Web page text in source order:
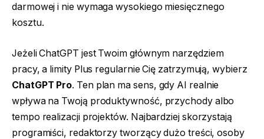
darmowej i nie wymaga wysokiego miesięcznego
kosztu.
Jeżeli ChatGPT jest Twoim głównym narzędziem
pracy, a limity Plus regularnie Cię zatrzymują, wybierz
ChatGPT Pro. Ten plan ma sens, gdy AI realnie
wpływa na Twoją produktywność, przychody albo
tempo realizacji projektów. Najbardziej skorzystają
programiści, redaktorzy tworzący dużo treści, osoby